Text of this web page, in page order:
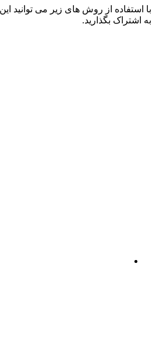
با استفاده از روش های زیر می توانید
به اشتراک بگذارید.